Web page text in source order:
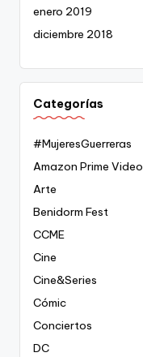
enero 2019
diciembre 2018
Categorías
#MujeresGuerreras
Amazon Prime Video
Arte
Benidorm Fest
CCME
Cine
Cine&Series
Cómic
Conciertos
DC